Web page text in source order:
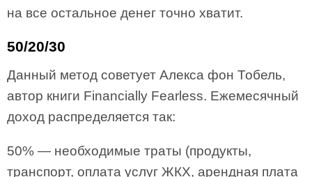
на все остальное денег точно хватит.
50/20/30
Данный метод советует Алекса фон Тобель,
автор книги Financially Fearless. Ежемесячный
доход распределяется так:
50% — необходимые траты (продукты,
транспорт, оплата услуг ЖКХ, арендная плата